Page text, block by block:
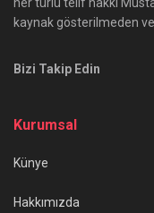
kaynak gösterilmeden
Bizi Takip Edin
Kurumsal
Künye
Hakkımızda